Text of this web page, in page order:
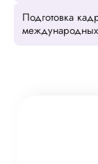
Подготовка